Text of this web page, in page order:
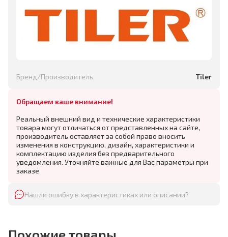
Бренд/Производитель Tiler
Обращаем ваше внимание!
Реальный внешний вид и технические характеристики
товара могут отличаться от представленных на сайте,
производитель оставляет за собой право вносить
изменения в конструкцию, дизайн, характеристики и
комплектацию изделия без предварительного
уведомления. Уточняйте важные для Вас параметры при
заказе
Нашли ошибку в характеристиках или описании?